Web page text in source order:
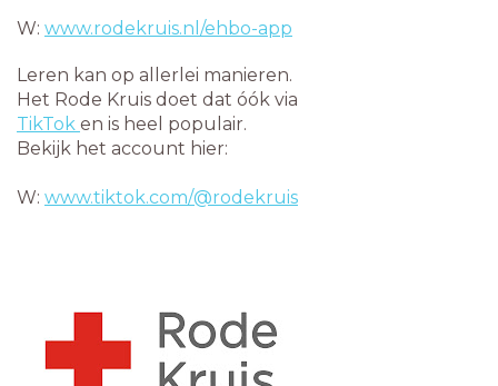
W: www.rodekruis.nl/ehbo-app
Leren kan op allerlei manieren.
Het Rode Kruis doet dat óók via
TikTok en is heel populair.
Bekijk het account hier:
W: www.tiktok.com/@rodekruis